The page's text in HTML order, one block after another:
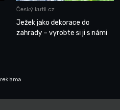
Český kutil.cz
Ježek jako dekorace do
zahrady – vyrobte si ji s námi
reklama